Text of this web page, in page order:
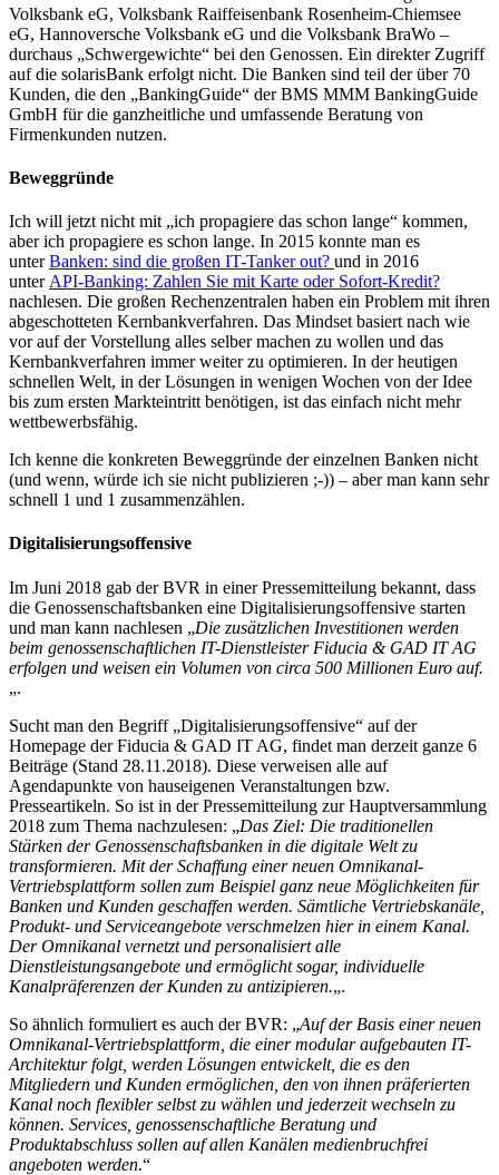
Volksbank eG, Volksbank Raiffeisenbank Rosenheim-Chiemsee
eG, Hannoversche Volksbank eG und die Volksbank BraWo –
durchaus „Schwergewichte“ bei den Genossen. Ein direkter Zugriff
auf die solarisBank erfolgt nicht. Die Banken sind teil der über 70
Kunden, die den „BankingGuide“ der BMS MMM BankingGuide
GmbH für die ganzheitliche und umfassende Beratung von
Firmenkunden nutzen.
Beweggründe
Ich will jetzt nicht mit „ich propagiere das schon lange“ kommen,
aber ich propagiere es schon lange. In 2015 konnte man es
unterBanken: sind die großen IT-Tanker out? und in 2016
unter API-Banking: Zahlen Sie mit Karte oder Sofort-Kredit?
nachlesen. Die großen Rechenzentralen haben ein Problem mit ihren
abgeschotteten Kernbankverfahren. Das Mindset basiert nach wie
vor auf der Vorstellung alles selber machen zu wollen und das
Kernbankverfahren immer weiter zu optimieren. In der heutigen
schnellen Welt, in der Lösungen in wenigen Wochen von der Idee
bis zum ersten Markteintritt benötigen, ist das einfach nicht mehr
wettbewerbsfähig.
Ich kenne die konkreten Beweggründe der einzelnen Banken nicht
(und wenn, würde ich sie nicht publizieren ;-)) – aber man kann sehr
schnell 1 und 1 zusammenzählen.
Digitalisierungsoffensive
Im Juni 2018 gab der BVR in einer Pressemitteilung bekannt, dass
die Genossenschaftsbanken eine Digitalisierungsoffensive starten
und man kann nachlesen „Die zusätzlichen Investitionen werden
beim genossenschaftlichen IT-Dienstleister Fiducia & GAD IT AG
erfolgen und weisen ein Volumen von circa 500 Millionen Euro auf.
„.
Sucht man den Begriff „Digitalisierungsoffensive“ auf der
Homepage der Fiducia & GAD IT AG, findet man derzeit ganze 6
Beiträge (Stand 28.11.2018). Diese verweisen alle auf
Agendapunkte von hauseigenen Veranstaltungen bzw.
Presseartikeln. So ist in der Pressemitteilung zur Hauptversammlung
2018 zum Thema nachzulesen: „Das Ziel: Die traditionellen
Stärken der Genossenschaftsbanken in die digitale Welt zu
transformieren. Mit der Schaffung einer neuen Omnikanal-
Vertriebsplattform sollen zum Beispiel ganz neue Möglichkeiten für
Banken und Kunden geschaffen werden. Sämtliche Vertriebskanäle,
Produkt- und Serviceangebote verschmelzen hier in einem Kanal.
Der Omnikanal vernetzt und personalisiert alle
Dienstleistungsangebote und ermöglicht sogar, individuelle
Kanalpräferenzen der Kunden zu antizipieren.„.
So ähnlich formuliert es auch der BVR: „Auf der Basis einer neuen
Omnikanal-Vertriebsplattform, die einer modular aufgebauten IT-
Architektur folgt, werden Lösungen entwickelt, die es den
Mitgliedern und Kunden ermöglichen, den von ihnen präferierten
Kanal noch flexibler selbst zu wählen und jederzeit wechseln zu
können. Services, genossenschaftliche Beratung und
Produktabschluss sollen auf allen Kanälen medienbruchfrei
angeboten werden.“